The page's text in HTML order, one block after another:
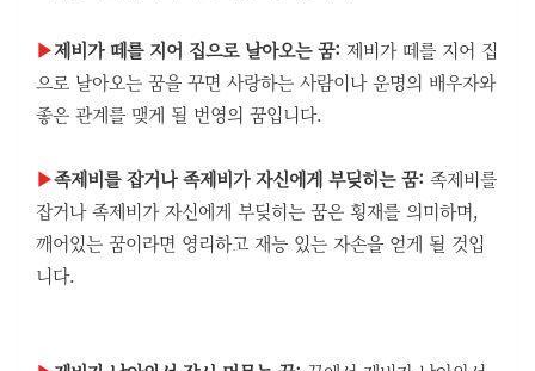
▶제비가 떼를 지어 집으로 날아오는 꿈: 제비가 떼를 지어 집
으로 날아오는 꿈을 꾸면 사랑하는 사람이나 운명의 배우자와
좋은 관계를 맺게 될 번영의 꿈입니다.
▶족제비를 잡거나 족제비가 자신에게 부딪히는 꿈: 족제비를
잡거나 족제비가 자신에게 부딪히는 꿈은 횡재를 의미하며,
깨어있는 꿈이라면 영리하고 재능 있는 자손을 얻게 될 것입
니다.